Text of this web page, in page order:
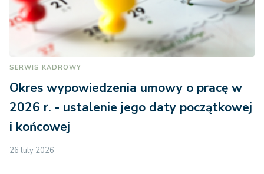
SERWIS KADROWY
Okres wypowiedzenia umowy o pracę w
2026 r. - ustalenie jego daty początkowej
i końcowej
26 luty 2026